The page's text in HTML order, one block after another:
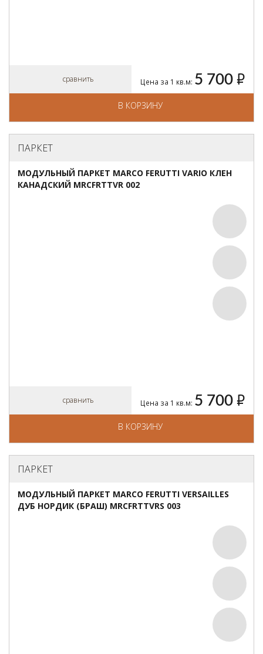
сравнить Цена за 1 кв.м: 5 700 руб.
В КОРЗИНУ
ПАРКЕТ
МОДУЛЬНЫЙ ПАРКЕТ MARCO FERUTTI VARIO КЛЕН
КАНАДСКИЙ MRCFRTTVR 002
сравнить Цена за 1 кв.м: 5 700 руб.
В КОРЗИНУ
ПАРКЕТ
МОДУЛЬНЫЙ ПАРКЕТ MARCO FERUTTI VERSAILLES
ДУБ НОРДИК (БРАШ) MRCFRTTVRS 003